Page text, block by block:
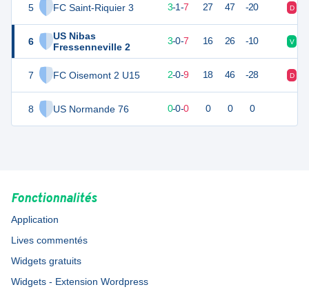
5 FC Saint-Riquier 3
6
US Nibas
Fressenneville 2
7 FC Oisemont 2 U15
8 US Normande 76
9 3-1-7 27 47 -20 D
7 3-0-7 16 26 -10 V
5 2-0-9 18 46 -28 D
0 0-0-0 0 0 0
Fonctionnalités
Application
Lives commentés
Widgets gratuits
Widgets - Extension Wordpress